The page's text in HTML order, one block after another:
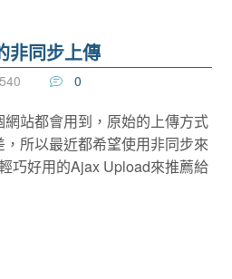
非同步上傳
0
站都會用到，原始的上傳方式
所以最近都希望使用非同步來
巧好用的Ajax Upload來推薦給